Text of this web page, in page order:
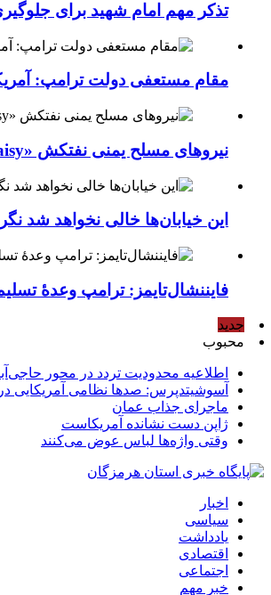
تذکر مهم امام شهید برای
مقام مستعفی دولت ترامپ: آمریکایی‌ها از هر ۲
نیروهای مسلح یمنی نفتکش «Daisy» متعلق به عربستان سعودی را با موشک بالستیک هدف قرار داده‌اند
این خیابان‌ها خالی نخواهد شد
فایننشال‌تایمز: ترامپ وعدۀ
جدید
محبوب
اطلاعیه محدودیت تردد در محور
آسوشیتدپرس: صدها نظامی آمریکایی
ماجرای جذاب عمان
ژاپن دست نشانده آمریکاست
وقتی واژه‌ها لباس عوض می‌کنند
اخبار
سیاسی
یادداشت
اقتصادی
اجتماعی
خبر مهم